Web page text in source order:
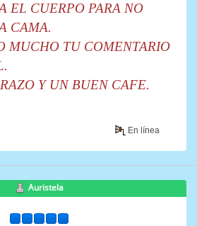
EL CUERPO PARA NO
CAMA.
MUCHO TU COMENTARIO
Y UN BUEN CAFE.
En línea
Auristela